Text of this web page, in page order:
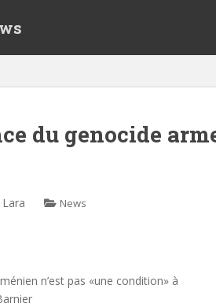
du genocide
News
n’est pas «une condition» à